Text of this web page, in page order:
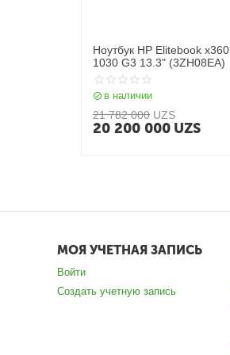
Ноутбук HP Elitebook x360
1030 G3 13.3" (3ZH08EA)
в наличии
21 782 000 UZS
20 200 000 UZS
МОЯ УЧЕТНАЯ ЗАПИСЬ
Войти
Создать учетную запись